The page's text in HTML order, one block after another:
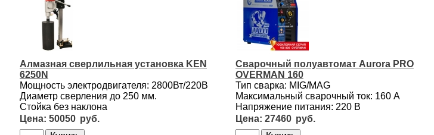
Алмазная сверлильная установка KEN
6250N
Мощность электродвигателя: 2800Вт/220В
Диаметр сверления до 250 мм.
Стойка без наклона
50050
Сварочный полуавтомат Aurora PRO
OVERMAN 160
Тип сварка: MIG/MAG
Максимальный сварочный ток: 160 А
Напряжение питания: 220 В
27460